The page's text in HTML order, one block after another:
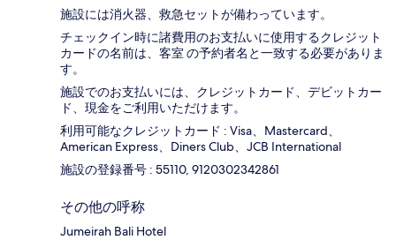
施設には消火器、救急セットが備わっています。
チェックイン時に諸費用のお支払いに使用するクレジット
カードの名前は、客室 の予約者名と一致する必要がありま
す。
施設でのお支払いには、クレジットカード、デビットカー
ド、現金をご利用いただけます。
利用可能なクレジットカード : Visa、Mastercard、
American Express、Diners Club、JCB International
施設の登録番号 : 55110, 9120302342861
その他の呼称
Jumeirah Bali Hotel